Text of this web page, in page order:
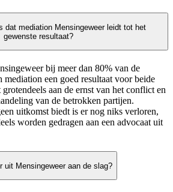
dat mediation Mensingeweer leidt tot het
gewenste resultaat?
bij meer dan 80% van de
een goed resultaat voor beide
aan de ernst van het conflict en
van de betrokken partijen.
uitkomst biedt is er nog niks verloren,
worden gedragen aan een advocaat uit
uit Mensingeweer aan de slag?